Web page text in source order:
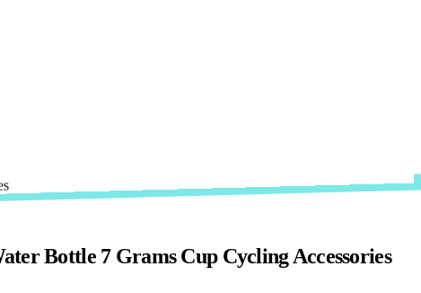
Bottle 7 Grams Cup Cycling Accessories